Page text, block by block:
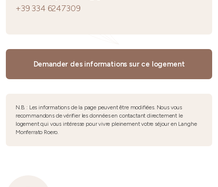
+39 334 6247309
Demander des informations sur ce logement
N.B. : Les informations de la page peuvent être modifiées. Nous vous
recommandons de vérifier les données en contactant directement le
logement qui vous intéresse pour vivre pleinement votre séjour en Langhe
Monferrato Roero.